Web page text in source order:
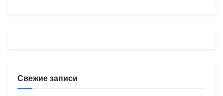
Свежие записи